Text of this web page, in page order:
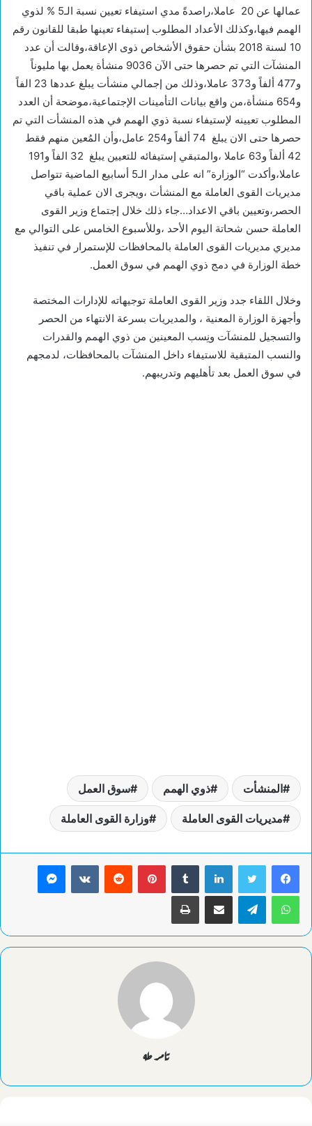
عمالها عن 20 عاملا،راصدةً مدي استيفاء تعيين نسبة الـ5 % لذوي
الهمم فيها،وكذلك الأعداد المطلوب إستيفاء تعينها طبقا للقانون رقم
10 لسنة 2018 بشأن حقوق الأشخاص ذوى الإعاقة،وقالت أن عدد
المنشآت التي تم حصرها حتى الآن 9036 منشأة يعمل بها مليوناً
و477 ألفاً و373 عاملا،وذلك من إجمالي منشأت يبلغ عددها 23 الفاً
و654 منشأة،من واقع بيانات التأمينات الإجتماعية،موضحة أن العدد
المطلوب تعيينه لإستيفاء نسبة ذوي الهمم في هذه المنشأت التي تم
حصرها حتى الان يبلغ 74 ألفاً و254 عامل،وأن المُعين منهم فقط
42 ألفاً و63 عاملا ،والمتبقي إستيفائه للتعيين يبلغ 32 الفاً و191
عاملا،وأكدت “الوزارة” انه على مدار الـ5 أسابيع الماضية تتواصل
مديريات القوى العاملة مع المنشأت ،ويجرى الان عملية باقي
الحصر،وتعيين باقي الاعداد…جاء ذلك خلال إجتماع وزير القوى
العاملة حسن شحاتة اليوم الأحد ،وللأسبوع الخامس على التوالي مع
مديري مديريات القوى العاملة بالمحافظات للإستمرار في تنفيذ
خطة الوزارة في دمج ذوي الهمم في سوق العمل.
وخلال اللقاء جدد وزير القوى العاملة توجيهاته للإدارات المختصة
وأجهزة الوزارة المعنية ، والمديريات بسرعة الانتهاء من الحصر
والتسجيل للمنشآت ونِسب المعينين من ذوي الهمم والقدرات
والنسب المتبقية للاستيفاء داخل المنشآت بالمحافظات، لدمجهم
في سوق العمل بعد تأهليهم وتدريبهم.
المنشأت ذوي الهمم سوق العمل
مديريات القوى العاملة وزارة القوى العاملة
لينكدإن بينتيريست ماسنجر
واتساب تيلقرام مشاركة عبر البريد طباعة
تامر طه